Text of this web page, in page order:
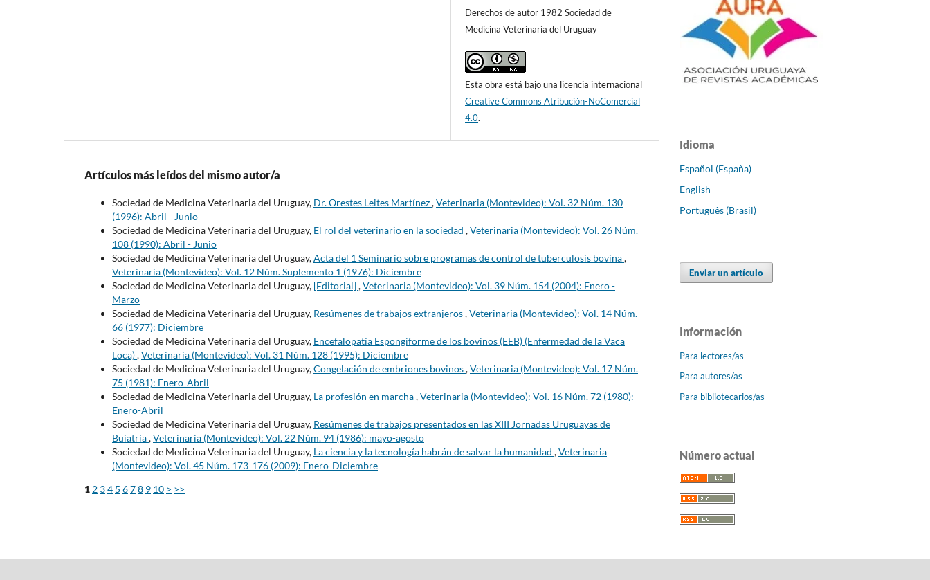
Derechos de autor 1982 Sociedad de
Medicina Veterinaria del Uruguay
Esta obra está bajo una licencia internacional
Creative Commons Atribución-NoComercial
4.0.
Artículos más leídos del mismo autor/a
Sociedad de Medicina Veterinaria del Uruguay, Dr. Orestes Leites Martínez,Veterinaria (Montevideo): Vol. 32 Núm. 130
(1996): Abril - Junio
Sociedad de Medicina Veterinaria del Uruguay, El rol del veterinario en la sociedad ,Veterinaria (Montevideo): Vol. 26 Núm.
108 (1990): Abril - Junio
Sociedad de Medicina Veterinaria del Uruguay,Acta del 1 Seminario sobre programas de control de tuberculosis bovina,
Veterinaria (Montevideo): Vol. 12 Núm. Suplemento 1 (1976): Diciembre
Sociedad de Medicina Veterinaria del Uruguay, [Editorial],Veterinaria (Montevideo): Vol. 39 Núm. 154 (2004): Enero -
Marzo
Sociedad de Medicina Veterinaria del Uruguay, Resúmenes de trabajos extranjeros,Veterinaria (Montevideo): Vol. 14 Núm.
66 (1977): Diciembre
Sociedad de Medicina Veterinaria del Uruguay, Encefalopatía Espongiforme de los bovinos (EEB) (Enfermedad de la Vaca
Loca),Veterinaria (Montevideo): Vol. 31 Núm. 128 (1995): Diciembre
Sociedad de Medicina Veterinaria del Uruguay,Congelación de embriones bovinos,Veterinaria (Montevideo): Vol. 17 Núm.
75 (1981): Enero-Abril
Sociedad de Medicina Veterinaria del Uruguay, La profesión en marcha,Veterinaria (Montevideo): Vol. 16 Núm. 72 (1980):
Enero-Abril
Sociedad de Medicina Veterinaria del Uruguay, Resúmenes de trabajos presentados en las XIII Jornadas Uruguayas de
Buiatría,Veterinaria (Montevideo): Vol. 22 Núm. 94 (1986): mayo-agosto
Sociedad de Medicina Veterinaria del Uruguay, La ciencia y la tecnología habrán de salvar la humanidad ,Veterinaria
(Montevideo): Vol. 45 Núm. 173-176 (2009): Enero-Diciembre
1 2 34 5 678 9 10 > >>
Idioma
Español (España)
English
Português (Brasil)
Enviar un artículo
Información
Para lectores/as
Para autores/as
Para bibliotecarios/as
Número actual